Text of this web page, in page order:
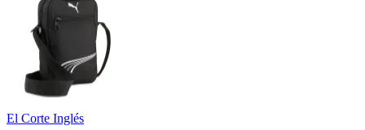
El Corte Inglés